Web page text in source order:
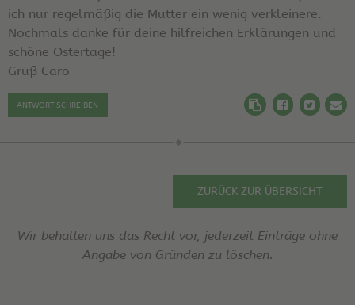
ich nur regelmäßig die Mutter ein wenig verkleinere.
Nochmals danke für deine hilfreichen Erklärungen und
schöne Ostertage!
Gruß Caro
ANTWORT SCHREIBEN
ZURÜCK ZUR ÜBERSICHT
Wir behalten uns das Recht vor, jederzeit Einträge ohne
Angabe von Gründen zu löschen.